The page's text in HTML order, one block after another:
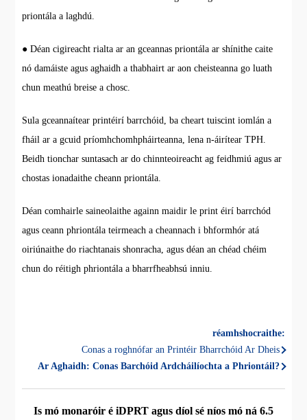
priontála a laghdú.
● Déan cigireacht rialta ar an gceannas priontála ar shínithe caite
nó damáiste agus aghaidh a thabhairt ar aon cheisteanna go luath
chun meathú breise a chosc.
Sula gceannaítear printéirí barrchóid, ba cheart tuiscint iomlán a
fháil ar a gcuid príomhchomhpháirteanna, lena n-áirítear TPH.
Beidh tionchar suntasach ar do chinnteoireacht ag feidhmiú agus ar
chostas ionadaithe cheann priontála.
Déan comhairle saineolaithe againn maidir le print éirí barrchód
agus ceann phriontála teirmeach a cheannach i bhformhór atá
oiriúnaithe do riachtanais shonracha, agus déan an chéad chéim
chun do réitigh phriontála a bharrfheabhsú inniu.
réamhshocraithe:
Conas a roghnófar an Printéir Bharrchóid Ar Dheis
Ar Aghaidh: Conas Barchóid Ardcháilíochta a Phriontáil?
Is mó monaróir é iDPRT agus díol sé níos mó ná 6.5